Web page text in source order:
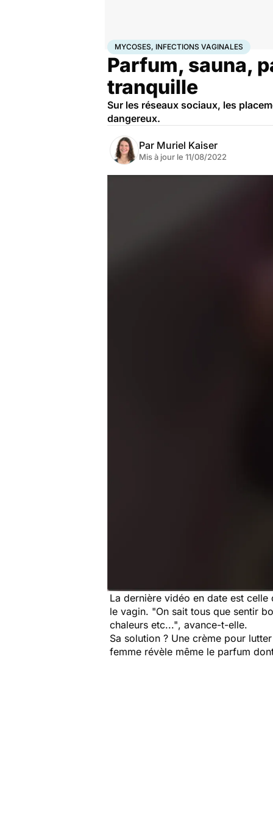
AccueilSanté SociétéMycoses, infections
MYCOSES, INFECTIONS VAGINALES
Parfum, sauna,
tranquille
Sur les réseaux sociaux, les
dangereux.
Par Muriel Kaiser
Mis à jour le 11/08/2022
La dernière vidéo en date est celle
le vagin. "On sait tous que sentir
chaleurs etc...", avance-t-elle.
Sa solution ? Une crème pour
femme révèle même le parfum